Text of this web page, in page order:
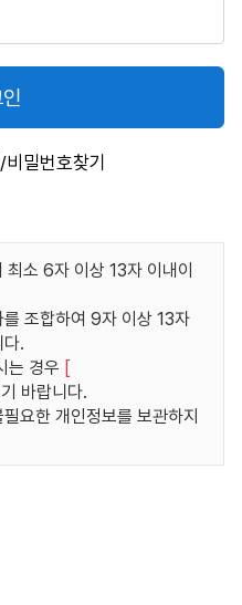
밀번호찾기
소 6자 이상 13자 이내이
조합하여 9자 이상 13자
다.
는 경우 [
바랍니다.
요한 개인정보를 보관하지